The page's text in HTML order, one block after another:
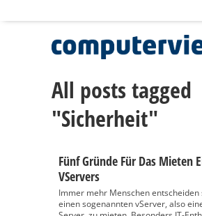
All posts tagged
"Sicherheit"
Fünf Gründe Für Das Mieten
VServers
Immer mehr Menschen entscheiden
einen sogenannten vServer, also